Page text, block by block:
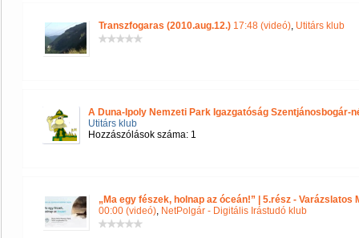
Transzfogaras (2010.aug.12.) 17:48 (videó), Utitárs klub
A Duna-Ipoly Nemzeti Park Igazgatóság Szentjánosbogár-
Utitárs klub
Hozzászólások száma: 1
„Ma egy fészek, holnap az óceán!” | 5.rész -
00:00 (videó), NetPolgár - Digitális Irástudó klub